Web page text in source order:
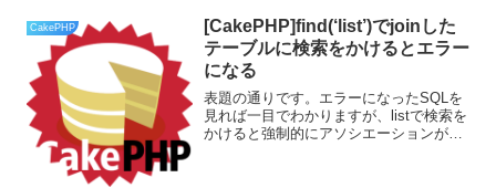
すのは面倒なので、Mondo Rescueを使
ってみたのです...
CakePHP
[CakePHP]find(‘list’)でjoinした
テーブルに検索をかけるとエラー
になる
表題の通りです。エラーになったSQLを
見れば一目でわかりますが、listで検索を
かけると強制的にアソシエーションが解